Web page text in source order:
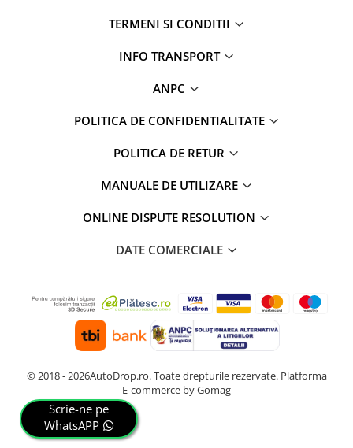
TERMENI SI CONDITII
INFO TRANSPORT
ANPC
POLITICA DE CONFIDENTIALITATE
POLITICA DE RETUR
MANUALE DE UTILIZARE
ONLINE DISPUTE RESOLUTION
DATE COMERCIALE
© 2018 - 2026AutoDrop.ro. Toate drepturile rezervate. Platforma
E-commerce by Gomag
Scrie-ne pe
WhatsAPP